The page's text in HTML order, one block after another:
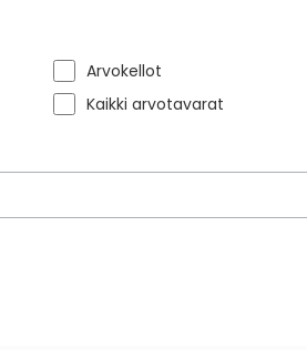
Arvokellot
Kaikki arvotavarat